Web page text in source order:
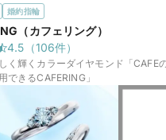
婚約指輪
（カフェリング）
4.5 （106件）
く輝くカラーダイヤモンド「CAFE
できるCAFERING」